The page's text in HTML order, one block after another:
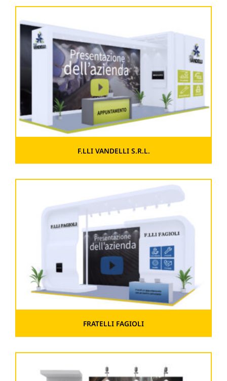
F.LLI VANDELLI S.R.L.
FRATELLI FAGIOLI